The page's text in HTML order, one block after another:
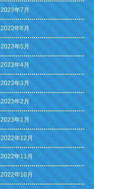
2023年7月
2023年6月
2023年5月
2023年4月
2023年3月
2023年2月
2023年1月
2022年12月
2022年11月
2022年10月